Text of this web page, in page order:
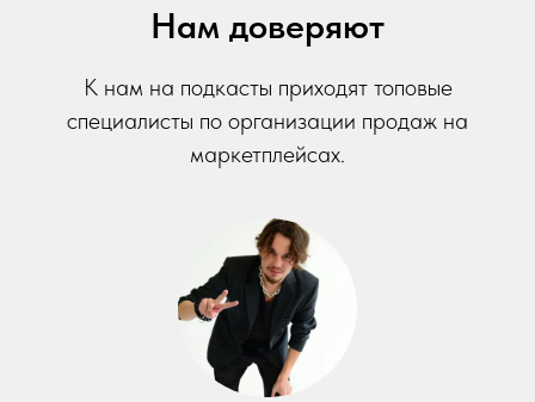
Нам доверяют
К нам на подкасты приходят топовые
специалисты по организации продаж на
маркетплейсах.